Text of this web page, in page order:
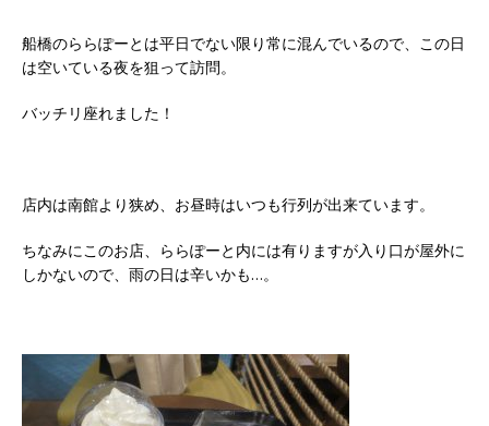
船橋のららぽーとは平日でない限り常に混んでいるので、この日
は空いている夜を狙って訪問。
バッチリ座れました！
店内は南館より狭め、お昼時はいつも行列が出来ています。
ちなみにこのお店、ららぽーと内には有りますが入り口が屋外に
しかないので、雨の日は辛いかも…。